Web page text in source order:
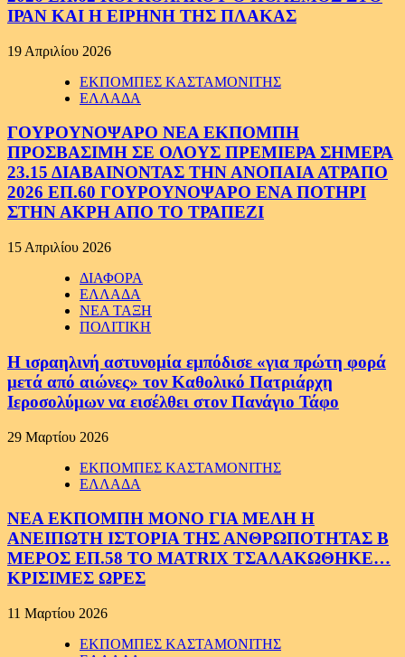
ΙΡΑΝ ΚΑΙ Η ΕΙΡΗΝΗ ΤΗΣ ΠΛΑΚΑΣ
19 Απριλίου 2026
ΕΚΠΟΜΠΕΣ ΚΑΣΤΑΜΟΝΙΤΗΣ
ΕΛΛΑΔΑ
ΓΟΥΡΟΥΝΟΨΑΡΟ ΝΕΑ ΕΚΠΟΜΠΗ
ΠΡΟΣΒΑΣΙΜΗ ΣΕ ΟΛΟΥΣ ΠΡΕΜΙΕΡΑ ΣΗΜΕΡΑ
23.15 ΔΙΑΒΑΙΝΟΝΤΑΣ ΤΗΝ ΑΝΟΠΑΙΑ ΑΤΡΑΠΟ
2026 ΕΠ.60 ΓΟΥΡΟΥΝΟΨΑΡΟ ΕΝΑ ΠΟΤΗΡΙ
ΣΤΗΝ ΑΚΡΗ ΑΠΟ ΤΟ ΤΡΑΠΕΖΙ
15 Απριλίου 2026
ΔΙΑΦΟΡΑ
ΕΛΛΑΔΑ
ΝΕΑ ΤΑΞΗ
ΠΟΛΙΤΙΚΗ
Η ισραηλινή αστυνομία εμπόδισε «για πρώτη φορά
μετά από αιώνες» τον Καθολικό Πατριάρχη
Ιεροσολύμων να εισέλθει στον Πανάγιο Τάφο
29 Μαρτίου 2026
ΕΚΠΟΜΠΕΣ ΚΑΣΤΑΜΟΝΙΤΗΣ
ΕΛΛΑΔΑ
ΝΕΑ ΕΚΠΟΜΠΗ ΜΟΝΟ ΓΙΑ ΜΕΛΗ Η
ΑΝΕΙΠΩΤΗ ΙΣΤΟΡΙΑ ΤΗΣ ΑΝΘΡΩΠΟΤΗΤΑΣ Β
ΜΕΡΟΣ ΕΠ.58 ΤΟ MATRIX ΤΣΑΛΑΚΩΘΗΚΕ…
ΚΡΙΣΙΜΕΣ ΩΡΕΣ
11 Μαρτίου 2026
ΕΚΠΟΜΠΕΣ ΚΑΣΤΑΜΟΝΙΤΗΣ